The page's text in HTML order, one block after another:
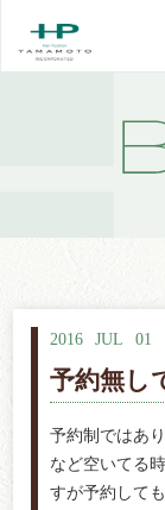
01
2016 JUL
予約無し
予約制ではあ
など空いてる
すが予約して